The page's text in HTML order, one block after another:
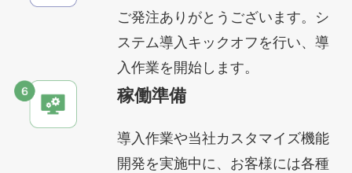
ご発注ありがとうございます。シ
ステム導入キックオフを行い、導
入作業を開始します。
稼働準備
導入作業や当社カスタマイズ機能
開発を実施中に、お客様には各種